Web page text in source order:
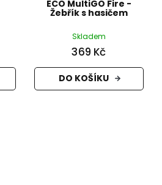
ECO MultiGO Fire -
Žebřík s hasičem
Skladem
369 Kč
DO KOŠÍKU